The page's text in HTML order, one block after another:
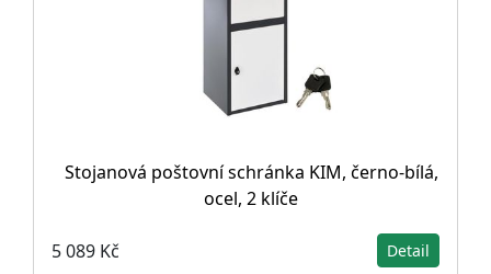
Stojanová poštovní schránka KIM, černo-bílá,
ocel, 2 klíče
5 089 Kč Detail